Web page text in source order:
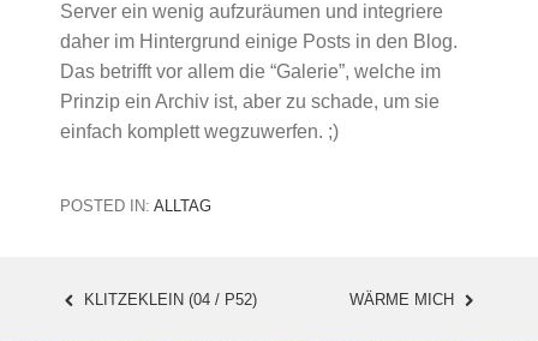
Server ein wenig aufzuräumen und integriere
daher im Hintergrund einige Posts in den Blog.
Das betrifft vor allem die “Galerie”, welche im
Prinzip ein Archiv ist, aber zu schade, um sie
einfach komplett wegzuwerfen. ;)
POSTED IN: ALLTAG
POST
KLITZEKLEIN (04 / P52) WÄRME MICH